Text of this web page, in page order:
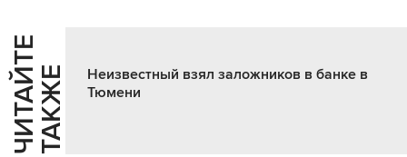
Ч
И
Т
АЙ
Т
Е
Т
А
К
ЖЕ
Неизвестный взял заложников в банке в
Тюмени